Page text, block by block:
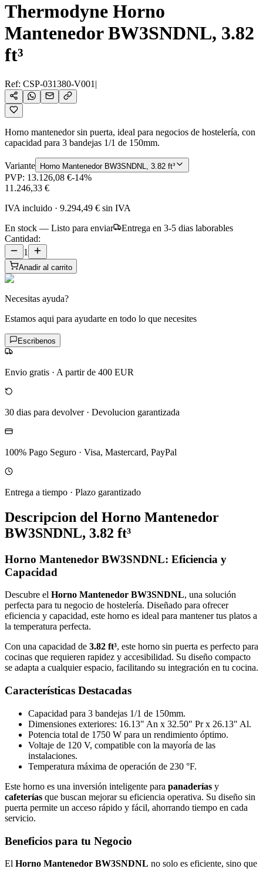
Thermodyne Horno
Mantenedor BW3SNDNL, 3.82
ft³
Ref: CSP-031380-V001 |
Horno mantenedor sin puerta, ideal para negocios de hostelería, con
capacidad para 3 bandejas 1/1 de 150mm.
Variante Horno Mantenedor BW3SNDNL, 3.82 ft³
PVP: 13.126,08 €-14%
11.246,33 €
IVA incluido · 9.294,49 € sin IVA
En stock — Listo para enviar
Entrega en 3-5 dias laborables
Cantidad:
1
Anadir al carrito
Necesitas ayuda?
Estamos aqui para ayudarte en todo lo que necesites
Escribenos
Envio gratis · A partir de 400 EUR
30 dias para devolver· Devolucion garantizada
100% Pago Seguro · Visa, Mastercard, PayPal
Entrega a tiempo · Plazo garantizado
Descripcion del Horno Mantenedor
BW3SNDNL, 3.82 ft³
Horno Mantenedor BW3SNDNL: Eficiencia y
Capacidad
Descubre el Horno Mantenedor BW3SNDNL, una solución
perfecta para tu negocio de hostelería. Diseñado para ofrecer
eficiencia y capacidad, este horno es ideal para mantener tus platos a
la temperatura perfecta.
Con una capacidad de 3.82 ft³, este horno sin puerta es perfecto para
cocinas que requieren rapidez y accesibilidad. Su diseño compacto
se adapta a cualquier espacio, facilitando su integración en tu cocina.
Características Destacadas
Capacidad para 3 bandejas 1/1 de 150mm.
Dimensiones exteriores: 16.13" An x 32.50" Pr x 26.13" Al.
Potencia total de 1750 W para un rendimiento óptimo.
Voltaje de 120 V, compatible con la mayoría de las
instalaciones.
Temperatura máxima de operación de 230 °F.
Este horno es una inversión inteligente para panaderías y
cafeterías que buscan mejorar su eficiencia operativa. Su diseño sin
puerta permite un acceso rápido y fácil, ahorrando tiempo en cada
servicio.
Beneficios para tu Negocio
El Horno Mantenedor BW3SNDNL no solo es eficiente, sino que